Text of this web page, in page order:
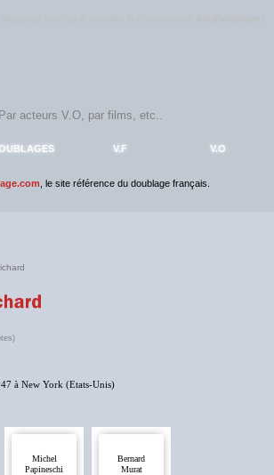
V.F V.O
, le site référence du doublage français.
à New York (Etats-Unis)
Michel
Papineschi
Bernard
Murat